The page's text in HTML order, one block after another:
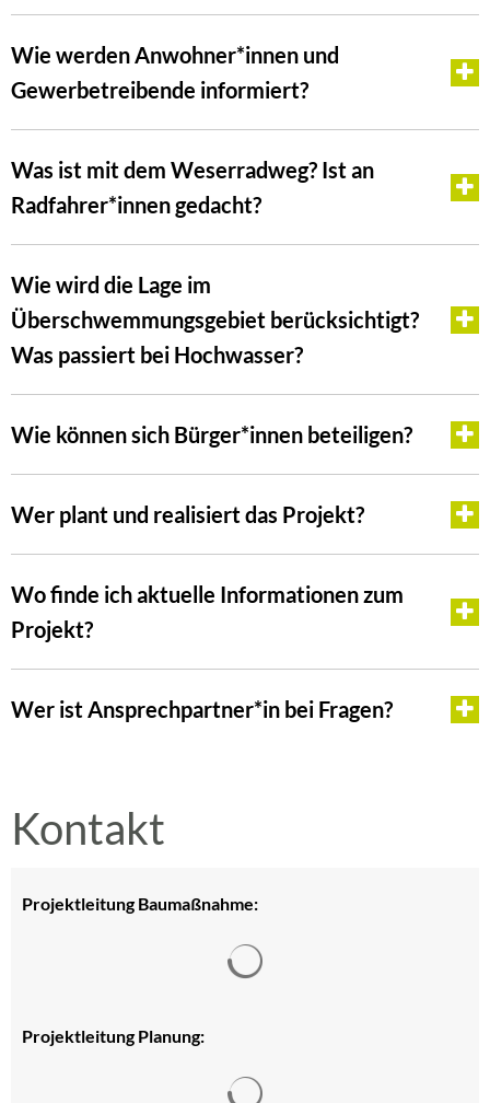
Wie werden Anwohner*innen und
Gewerbetreibende informiert?
Was ist mit dem Weserradweg? Ist an
Radfahrer*innen gedacht?
Wie wird die Lage im
Überschwemmungsgebiet berücksichtigt?
Was passiert bei Hochwasser?
Wie können sich Bürger*innen beteiligen?
Wer plant und realisiert das Projekt?
Wo finde ich aktuelle Informationen zum
Projekt?
Wer ist Ansprechpartner*in bei Fragen?
Kontakt
Projektleitung Baumaßnahme:
Projektleitung Planung: